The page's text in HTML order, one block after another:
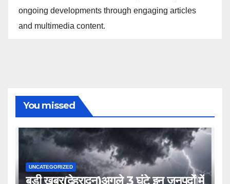
ongoing developments through engaging articles
and multimedia content.
You missed
UNCATEGORIZED
बड़ी खबर(देहरादून)अगले 3 घंटे इन जनपदों में